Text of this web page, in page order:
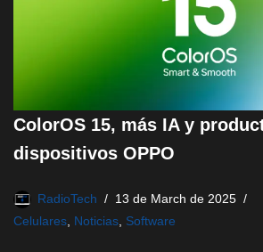
ColorOS 15, más IA y
dispositivos OPPO
RadioTech
13 de March de 2025
Celulares Noticias Software